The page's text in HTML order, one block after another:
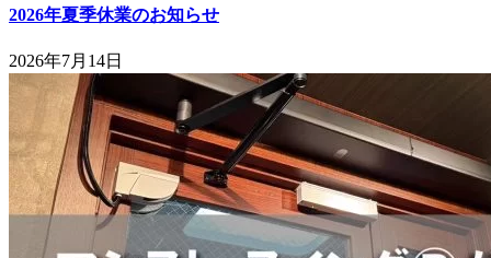
2026年夏季休業のお知らせ
2026年7月14日